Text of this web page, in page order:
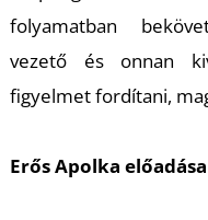
folyamatban
vezető és onnan
figyelmet fordítani,
Erős Apolka előadása